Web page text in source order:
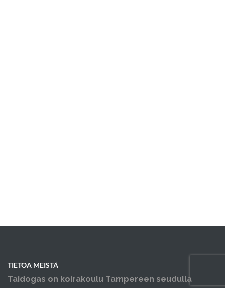
TIETOA MEISTÄ
Taidogas on koirakoulu Tampereen seudulla